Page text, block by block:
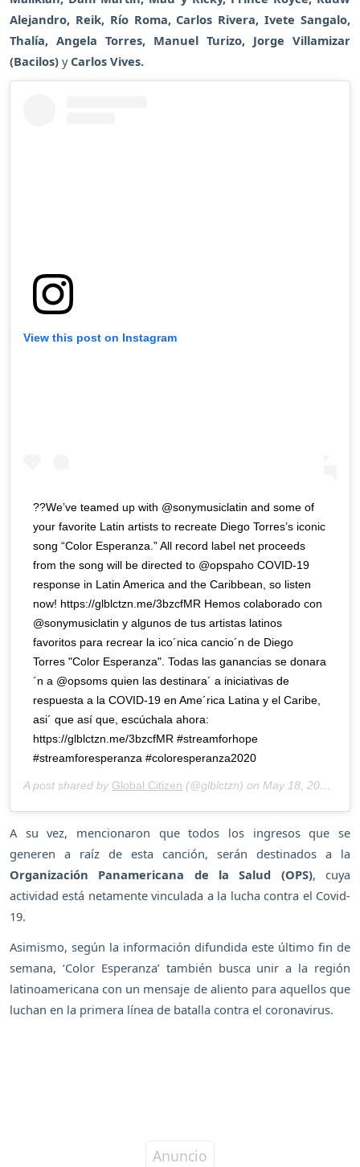
Alejandro, Reik, Río Roma, Carlos Rivera, Ivete Sangalo,
Thalía, Angela Torres, Manuel Turizo, Jorge Villamizar
(Bacilos) yCarlos Vives.
View this post on Instagram
??We’ve teamed up with @sonymusiclatin and some of
your favorite Latin artists to recreate Diego Torres’s iconic
song “Color Esperanza.” All record label net proceeds
from the song will be directed to @opspaho COVID-19
response in Latin America and the Caribbean, so listen
now! https://glblctzn.me/3bzcfMR Hemos colaborado con
@sonymusiclatin y algunos de tus artistas latinos
favoritos para recrear la ico´nica cancio´n de Diego
Torres "Color Esperanza". Todas las ganancias se donara
´n a @opsoms quien las destinara´ a iniciativas de
respuesta a la COVID-19 en Ame´rica Latina y el Caribe,
asi´ que así que, escúchala ahora:
https://glblctzn.me/3bzcfMR #streamforhope
#streamforesperanza #coloresperanza2020
A post shared by Global Citizen (@glblctzn) on May 18, 2020 at 7:00am PDT
A su vez, mencionaron que todos los ingresos que se
generen a raíz de esta canción, serán destinados a la
Organización Panamericana de la Salud (OPS), cuya
actividad está netamente vinculada a la lucha contra el Covid-
19.
Asimismo, según la información difundida este último fin de
semana, ‘Color Esperanza’ también busca unir a la región
latinoamericana con un mensaje de aliento para aquellos que
luchan en la primera línea de batalla contra el coronavirus.